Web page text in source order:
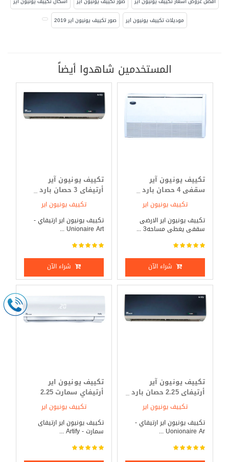
موديلات تكييف يونيون اير
صور تكييف يونيون اير 2019
المستخدمين شاهدوا أيضاً
تكييف يونيون آير
سقفى 4 حصان بارد _
ساخنتكييف يونيون اير
تكييف يونيون اير الارضى
سقفى يغطى مساحه3 ...
شراء الآن
تكييف يونيون آير
أرتيفاى 3 حصان بارد _
ساخنتكييف يونيون اير
تكييف يونيون اير ارتيفاي -
Unionaire Art ...
شراء الآن
تكييف يونيون آير
أرتيفاى 2.25 حصان بارد _
ساخنتكييف يونيون اير
تكييف يونيون اير ارتيفاي -
Uonionaire Ar ...
تكييف يونيون اير
أرتيفاي سمارت 2.25
حصان بارد _ ساخن
تكييف يونيون اير
تكييف يونيون اير ارتيفاى
سمارت - Artify ...